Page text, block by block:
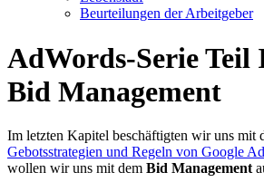
Beurteilungen der Arbeitgeber
AdWords-Serie Teil
Bid Management
Im letzten Kapitel beschäftigten wir uns mit
Gebotsstrategien und Regeln von Google
wollen wir uns mit dem Bid Management